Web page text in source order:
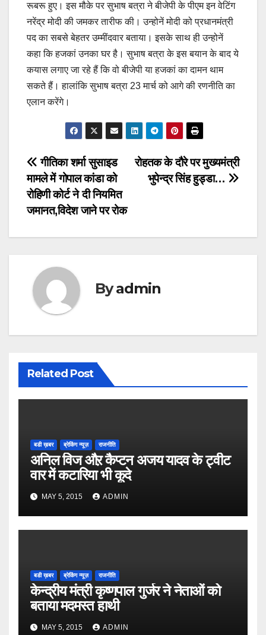
रूबरू हुए। इस मौके पर सुभाष बत्रा ने बीजेपी के पीएम इन वेटिंग
नरेंद्र मोदी की जमकर तारीफ की। उन्होनें मोदी को प्रधानमंत्री
पद का सबसे बेहतर उम्मींदवार बताया। इसके साथ ही उन्होनें
कहा कि हजकां उनका घर है। सुभाष बत्रा के इस बयान के बाद ये
कयास लगाए जा रहे हैं कि वो बीजेपी या हजकां का दामन थाम
सकते हैं। हालांकि सुभाष बत्रा 23 मार्च को आगे की रणनीति का
एलान करेंगे।
Post
navigation
रोहतक के दौरे पर मुख्यमंत्री
भुपेन्द्र सिंह हुड्डा…
गीतिका शर्मा सुसाइड
मामले में गोपाल कांडा को
रोहिणी कोर्ट ने दी नियमित
जमानत,विदेश जाने पर रोक
Byadmin
Related Post
बडी ख़बर ब्रेकिंग न्यूज़ राजनीति
अनिल विज औऱ कैप्टन अजय यादव के ट्वीट
वार में कटारिया भी कूदे
MAY 5, 2015 ADMIN
बडी ख़बर ब्रेकिंग न्यूज़ राजनीति
केन्द्रीय मंत्री कृष्णपाल गुर्जर ने नेताओं को
बताया मदमस्त हाथी
MAY 5, 2015 ADMIN